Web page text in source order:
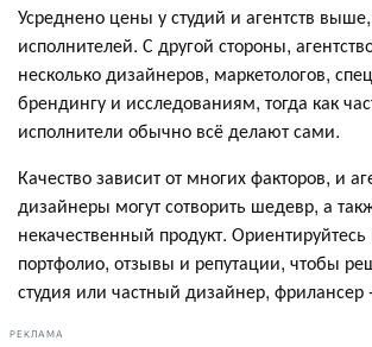
Усреднено цены у студий и агентств
исполнителей. С другой стороны,
несколько дизайнеров, маркетологов,
брендингу и исследованиям, тогда как
исполнители обычно всё делают сами.
Качество зависит от многих факторов, и
дизайнеры могут сотворить шедевр, а
некачественный продукт.
портфолио, отзывы и репутации, чтобы
студия или частный дизайнер,
РЕКЛАМА